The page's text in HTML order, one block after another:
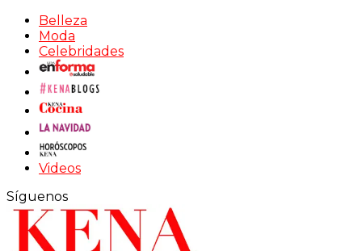
Belleza
Moda
Celebridades
Videos
Síguenos